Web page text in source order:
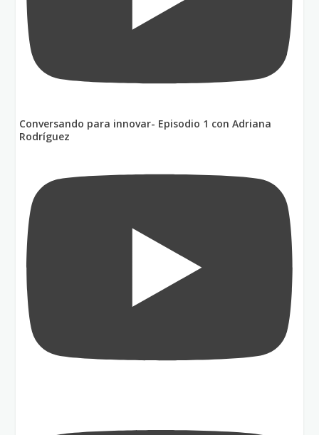
Conversando para innovar- Episodio 1 con Adriana
Rodríguez